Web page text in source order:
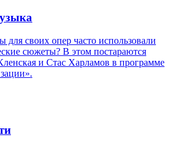
для своих опер часто использовали
сюжеты? В этом постараются
и Стас Харламов в программе